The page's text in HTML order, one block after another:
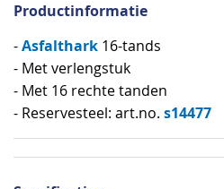
Productinformatie
-Asfalthark 16-tands
- Met verlengstuk
- Met 16 rechte tanden
- Reservesteel: art.no. s14477